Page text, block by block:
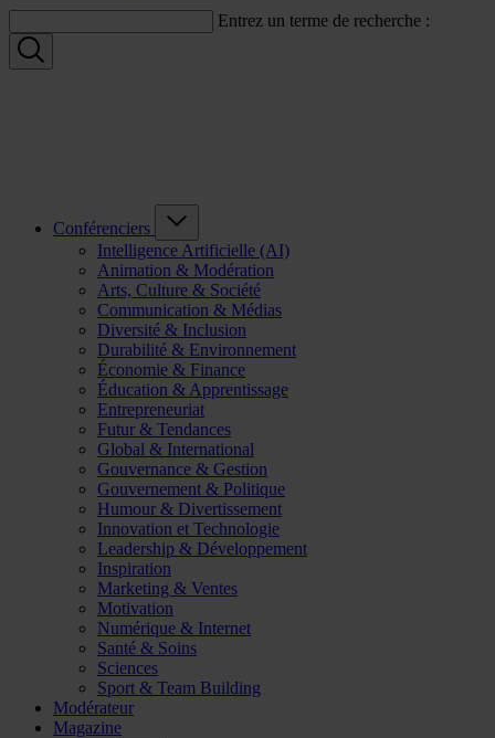
Entrez un terme de recherche :
Conférenciers
Intelligence Artificielle (AI)
Animation & Modération
Arts, Culture & Société
Communication & Médias
Diversité & Inclusion
Durabilité & Environnement
Économie & Finance
Éducation & Apprentissage
Entrepreneuriat
Futur & Tendances
Global & International
Gouvernance & Gestion
Gouvernement & Politique
Humour & Divertissement
Innovation et Technologie
Leadership & Développement
Inspiration
Marketing & Ventes
Motivation
Numérique & Internet
Santé & Soins
Sciences
Sport & Team Building
Modérateur
Magazine